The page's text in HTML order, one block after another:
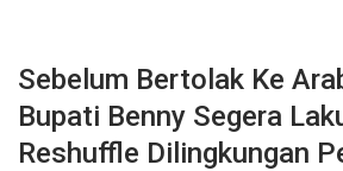
Sebelum Bertolak Ke
Bupati Benny Segera
Reshuffle Dilingkungan